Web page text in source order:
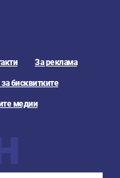
За реклама
бисквитките
медии